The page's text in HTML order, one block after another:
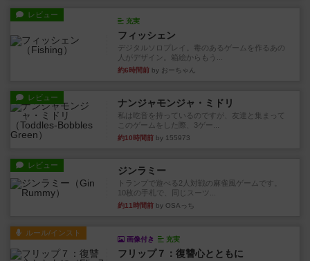
レビュー
充実
フィッシェン
デジタルソロプレイ。毒のあるゲームを作るあの
人がデザイン。箱絵からもう...
約6時間前 by おーちゃん
レビュー ナンジャモンジャ・ミドリ
私は吃音を持っているのですが、友達と集まって
このゲームをした際、3ゲー...
約10時間前 by 155973
レビュー ジンラミー
トランプで遊べる2人対戦の麻雀風ゲームです。
10枚の手札で、同じスーツ...
約11時間前 by OSAっち
ルール/インスト
画像付き 充実
フリップ７：復讐心とともに